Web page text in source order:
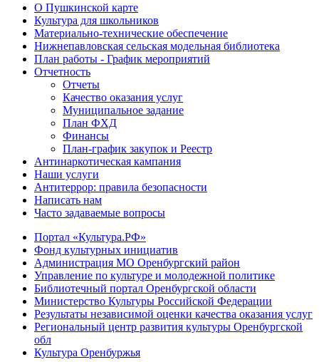
О Пушкинской карте
Культура для школьников
Материально-технические обеспечение
Нижнепавловская сельская модельная библиотека
План работы - График мероприятий
Отчетность
Отчеты
Качество оказания услуг
Муниципальное задание
План ФХД
Финансы
План-график закупок и Реестр
Антинаркотическая кампания
Наши услуги
Антитеррор: правила безопасности
Написать нам
Часто задаваемые вопросы
Портал «Культура.РФ»
Фонд культурных инициатив
Администрация МО Оренбургский район
Управление по культуре и молодежной политике
Библиотечный портал Оренбургской области
Министерство Культуры Российской Федерации
Результаты независимой оценки качества оказания услуг
Региональный центр развития культуры Оренбургской
обл
Культура Оренбуржья